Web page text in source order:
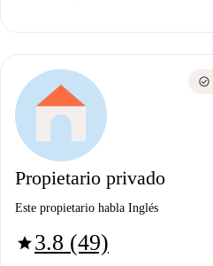
Propietario privado
Este propietario habla Inglés
star3.8 (49)
check_circle